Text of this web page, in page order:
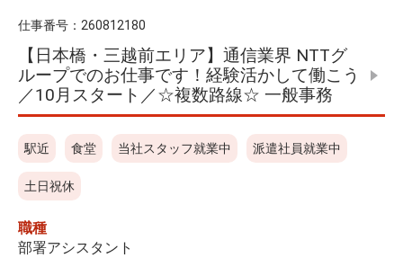
仕事番号： 260812180
【日本橋・三越前エリア】通信業界 NTTグ
ループでのお仕事です！経験活かして働こう
／10月スタート／☆複数路線☆ 一般事務
駅近 食堂 当社スタッフ就業中 派遣社員就業中
土日祝休
職種
部署アシスタント